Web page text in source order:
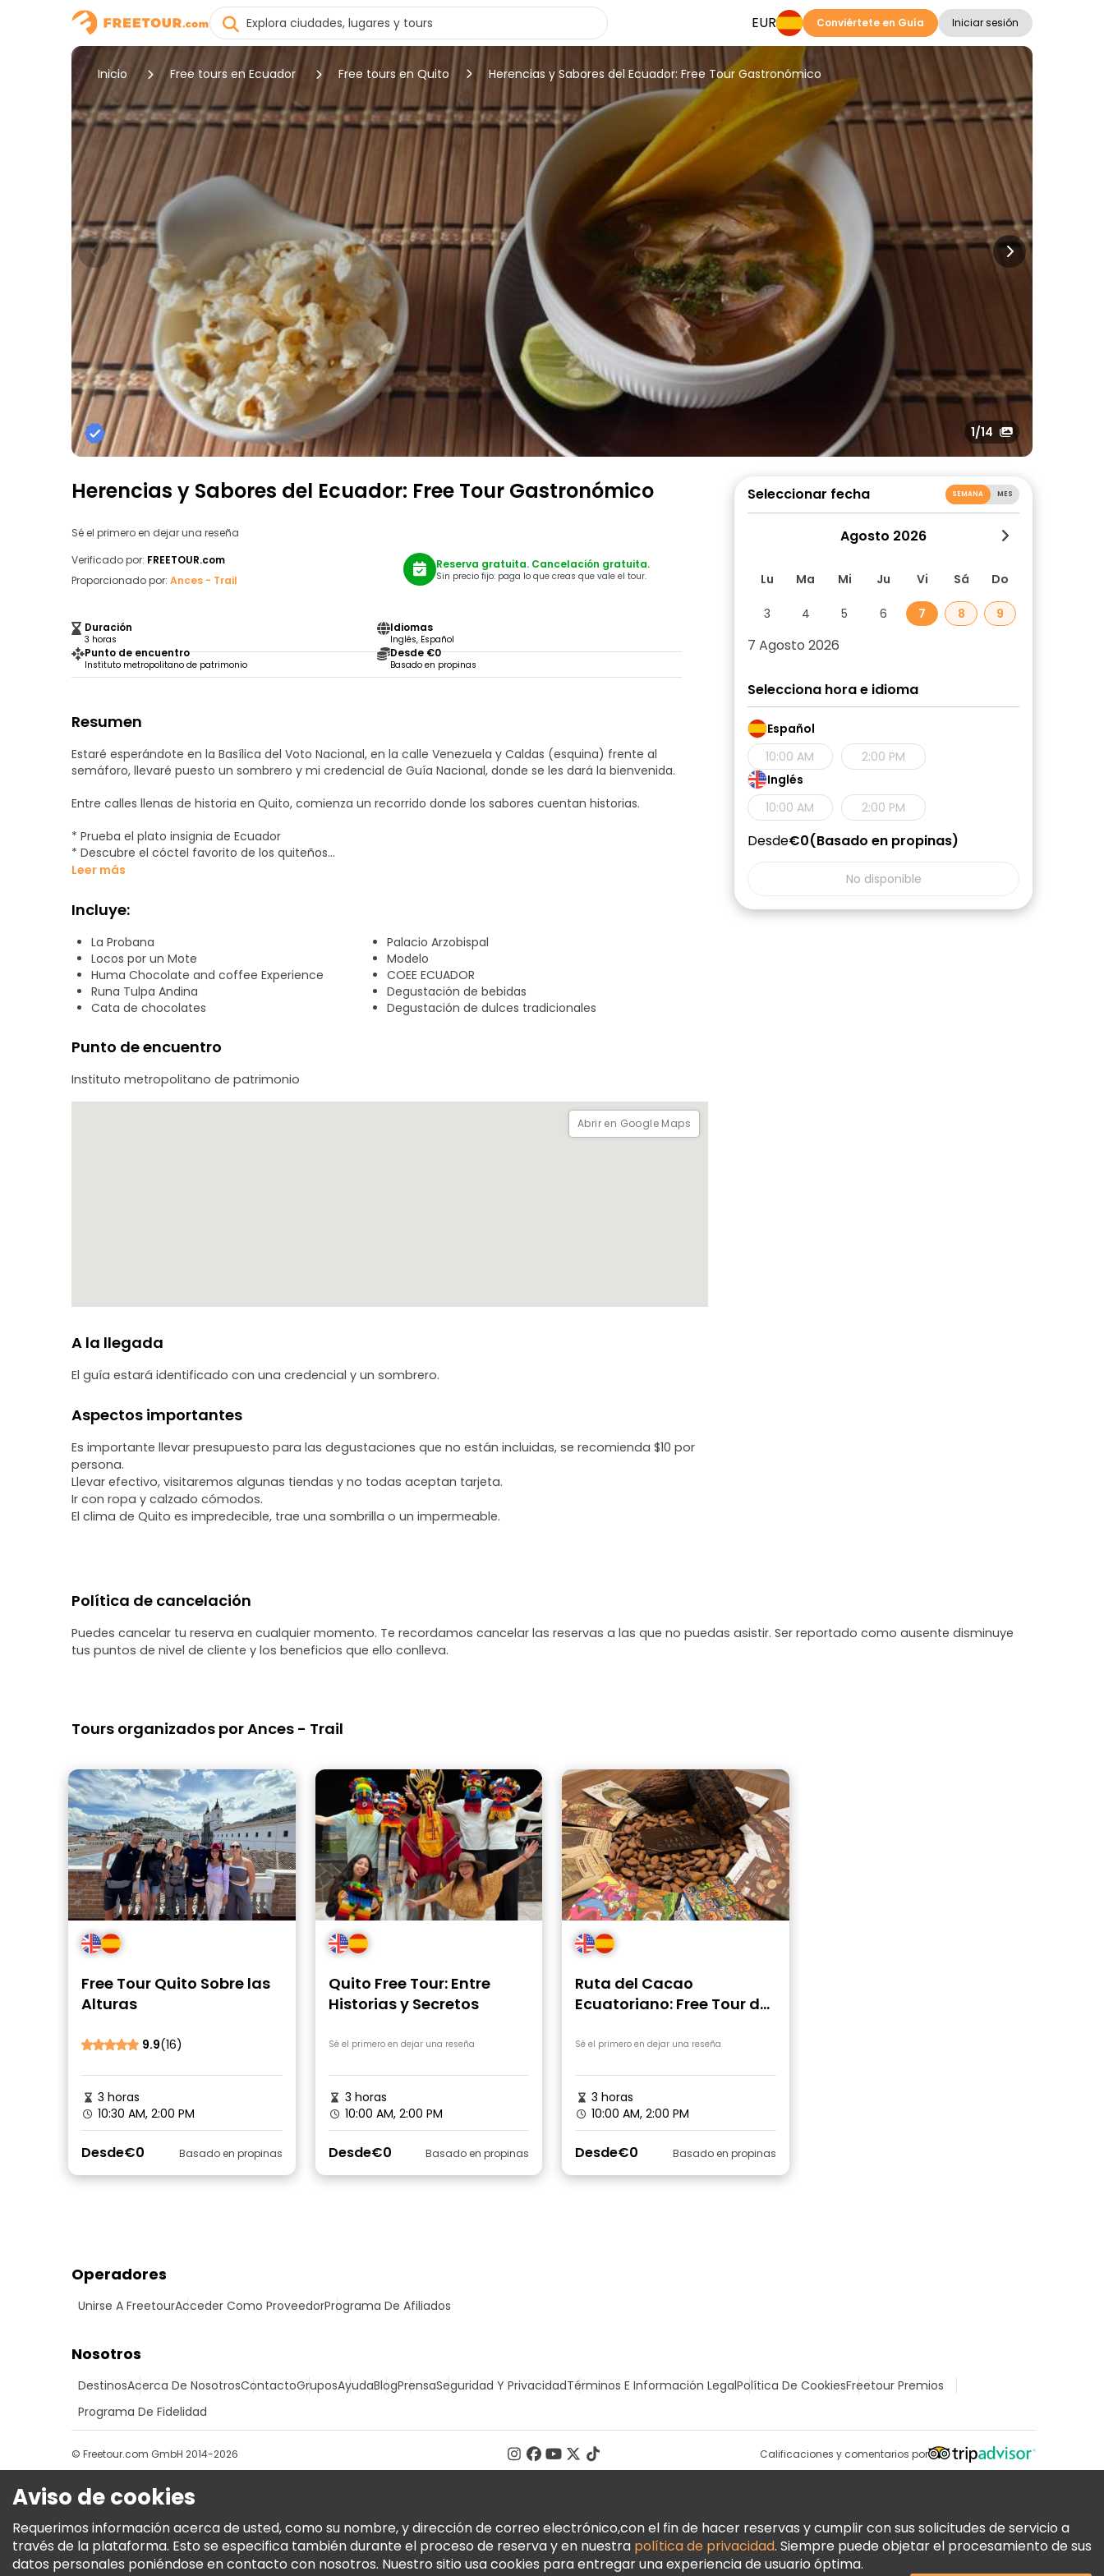
EUR Conviértete en Guía Iniciar sesión
Inicio Free tours en Ecuador Free tours en Quito Herencias y Sabores del Ecuador: Free Tour Gastronómico
1/14
Herencias y Sabores del Ecuador: Free Tour Gastronómico
Sé el primero en dejar una reseña
Verificado por: FREETOUR.com
Proporcionado por: Ances - Trail
Duración
3 horas
Idiomas
Inglés, Español
Punto de encuentro
Instituto metropolitano de patrimonio
Desde €0
Basado en propinas
Reserva gratuita. Cancelación gratuita.
Sin precio fijo: paga lo que creas que vale el tour.
Resumen
Estaré esperándote en la Basílica del Voto Nacional, en la calle Venezuela y Caldas (esquina) frente al
semáforo, llevaré puesto un sombrero y mi credencial de Guía Nacional, donde se les dará la bienvenida.
Entre calles llenas de historia en Quito, comienza un recorrido donde los sabores cuentan historias.
* Prueba el plato insignia de Ecuador
* Descubre el cóctel favorito de los quiteños
* Disfruta del (cevichocho/fritada) sabor auténtico de los Andes.
* Tradición envuelta en hojas descubre el legado del maíz.
* Experiencia de empanadas locales, aquí tienes 2 opciones para elegir.
* Visita el túnel de los dulces.
* Refréscate con un helado de sabor 100% quiteño.
* Finalizamos con una bebida en un sitio lleno de historia y tradición.
Leer más
Incluye:
La Probana
Palacio Arzobispal
Locos por un Mote
Modelo
Huma Chocolate and coffee Experience
COEE ECUADOR
Runa Tulpa Andina
Degustación de bebidas
Cata de chocolates
Degustación de dulces tradicionales
Punto de encuentro
Instituto metropolitano de patrimonio
Abrir en Google Maps
A la llegada
El guía estará identificado con una credencial y un sombrero.
Aspectos importantes
Es importante llevar presupuesto para las degustaciones que no están incluidas, se recomienda $10 por
persona.
Llevar efectivo, visitaremos algunas tiendas y no todas aceptan tarjeta.
Ir con ropa y calzado cómodos.
El clima de Quito es impredecible, trae una sombrilla o un impermeable.
Política de cancelación
Puedes cancelar tu reserva en cualquier momento. Te recordamos cancelar las reservas a las que no puedas asistir. Ser reportado como ausente disminuye
tus puntos de nivel de cliente y los beneficios que ello conlleva.
Seleccionar fecha SEMANA MES
Agosto 2026
Lu Ma Mi Ju Vi Sá Do
3 4 5 6 7 8 9
7 Agosto 2026
Selecciona hora e idioma
Español
10:00 AM
2:00 PM
Inglés
10:00 AM
2:00 PM
Desde€0 Basado en propinas
No disponible
Tours organizados por Ances - Trail
Free Tour Quito Sobre las
Alturas
9.9(16)
3 horas
10:30 AM, 2:00 PM
Desde€0 Basado en propinas
Quito Free Tour: Entre
Historias y Secretos
Sé el primero en dejar una reseña
3 horas
10:00 AM, 2:00 PM
Desde€0 Basado en propinas
Ruta del Cacao
Ecuatoriano: Free Tour de
Sé el primero en dejar una reseña
3 horas
10:00 AM, 2:00 PM
Desde€0 Basado en propinas
Operadores
Unirse A FreetourAcceder Como ProveedorPrograma De Afiliados
Nosotros
DestinosAcerca De NosotrosContactoGruposAyudaBlogPrensaSeguridad Y PrivacidadTérminos E Información LegalPolítica De CookiesFreetour Premios
Programa De Fidelidad
Calificaciones y comentarios por
© Freetour.com GmbH 2014-2026
Aviso de cookies
Requerimos información acerca de usted, como su nombre, y dirección de correo electrónico,con el fin de hacer reservas y cumplir con sus solicitudes de servicio a
través de la plataforma. Esto se especifica también durante el proceso de reserva y en nuestra política de privacidad. Siempre puede objetar el procesamiento de sus
datos personales poniéndose en contacto con nosotros. Nuestro sitio usa cookies para entregar una experiencia de usuario óptima.